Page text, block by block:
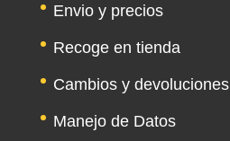
Envio y precios
Recoge en tienda
Cambios y devoluciones
Manejo de Datos